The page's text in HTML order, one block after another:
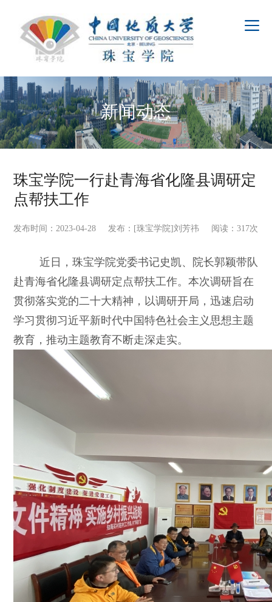
新闻动态
珠宝学院一行赴青海省化隆县调研定
点帮扶工作
发布时间：2023-04-28 发布：[珠宝学院]刘芳祎 阅读： 317次
近日，珠宝学院党委书记史凯、院长郭颖带队
赴青海省化隆县调研定点帮扶工作。本次调研旨在
贯彻落实党的二十大精神，以调研开局，迅速启动
学习贯彻习近平新时代中国特色社会主义思想主题
教育，推动主题教育不断走深走实。